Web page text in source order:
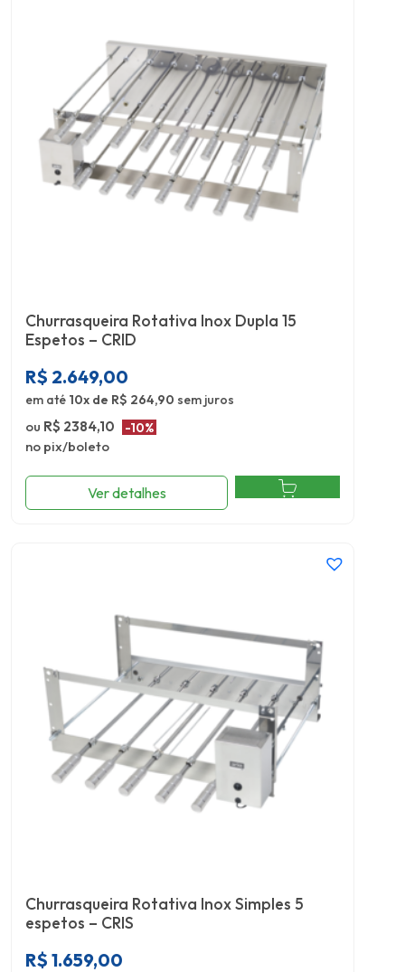
Churrasqueira Rotativa Inox Dupla 15
Espetos – CRID
R$ 2.649,00
em até 10x de R$ 264,90 sem juros
ou R$ 2384,10 -10%
no pix/boleto
Ver detalhes
Churrasqueira Rotativa Inox Simples 5
espetos – CRIS
R$ 1.659,00